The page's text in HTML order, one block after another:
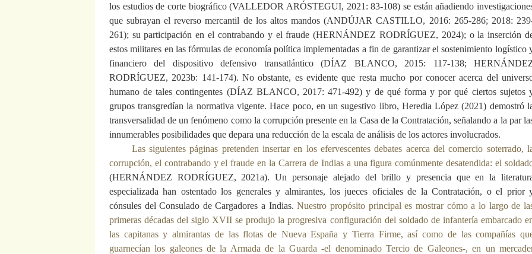
los estudios de corte biográfico (VALLEDOR ARÓSTEGUI, 2021: 83-108) se están añadiendo
que subrayan el reverso mercantil de los altos mandos (ANDÚJAR CASTILLO, 2016: 265-286; 2018:
261); su participación en el contrabando y el fraude (HERNÁNDEZ RODRÍGUEZ, 2024); o la inserción
estos militares en las fórmulas de economía política implementadas a fin de garantizar el sostenimiento logístico
financiero del dispositivo defensivo transatlántico (DÍAZ BLANCO, 2015: 117-138;
RODRÍGUEZ, 2023b: 141-174). No obstante, es evidente que resta mucho por conocer acerca del
humano de tales contingentes (DÍAZ BLANCO, 2017: 471-492) y de qué forma y por qué ciertos sujetos
grupos transgredían la normativa vigente. Hace poco, en un sugestivo libro, Heredia López (2021) demostró
transversalidad de un fenómeno como la corrupción presente en la Casa de la Contratación, señalando a la par
innumerables posibilidades que depara una reducción de la escala de análisis de los actores involucrados.
Las siguientes páginas pretenden insertar en los efervescentes debates acerca del comercio soterrado,
corrupción, el contrabando y el fraude en la Carrera de Indias a una figura comúnmente desatendida: el
(HERNÁNDEZ RODRÍGUEZ, 2021a). Un personaje alejado del brillo y presencia que en la
especializada han ostentado los generales y almirantes, los jueces oficiales de la Contratación, o el prior
cónsules del Consulado de Cargadores a Indias.Nuestro propósito principal es mostrar cómo a lo largo de
primeras décadas del siglo XVII se produjo la progresiva configuración del soldado de infantería embarcado
las capitanas y almirantas de las flotas de Nueva España y Tierra Firme, así como de las compañías
guarnecían los galeones de la Armada de la Guarda -el denominado Tercio de Galeones-, en un